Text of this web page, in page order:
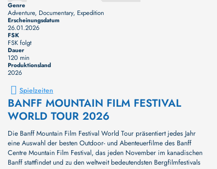
Genre
Adventure, Documentary, Expedition
Erscheinungsdatum
26.01.2026
FSK
FSK folgt
Dauer
120 min
Produktionsland
2026
Spielzeiten
BANFF MOUNTAIN FILM FESTIVAL
WORLD TOUR 2026
Die Banff Mountain Film Festival World Tour präsentiert jedes Jahr
eine Auswahl der besten Outdoor- und Abenteuerfilme des Banff
Centre Mountain Film Festival, das jeden November im kanadischen
Banff stattfindet und zu den weltweit bedeutendsten Bergfilmfestivals